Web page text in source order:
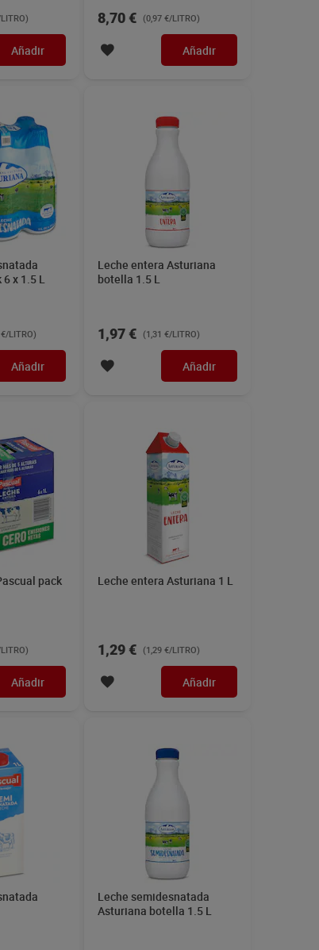
Añadir
8,70 € (0,97 €/LITRO)
Añadir
x 1.5 L
LITRO)
Añadir
Leche entera Asturiana
botella 1.5 L
1,97 € (1,31 €/LITRO)
Añadir
pack
Añadir
Leche entera Asturiana 1 L
1,29 € (1,29 €/LITRO)
Añadir
Leche semidesnatada
Asturiana botella 1.5 L